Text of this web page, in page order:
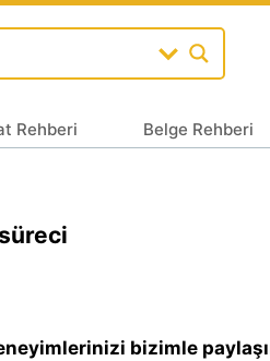
Rehberi Belge Rehberi
bizimle